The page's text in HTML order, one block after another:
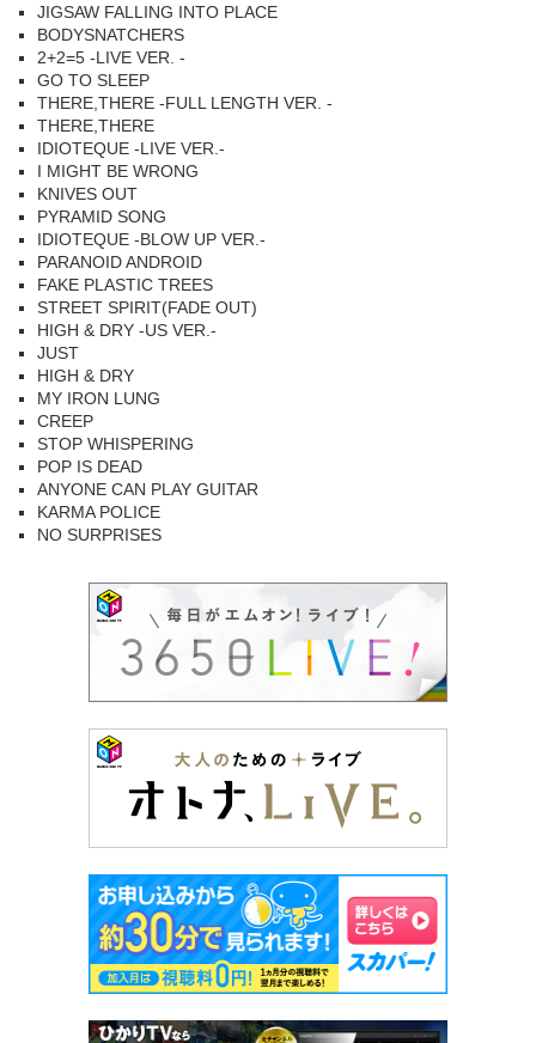
JIGSAW FALLING INTO PLACE
BODYSNATCHERS
2+2=5 -LIVE VER. -
GO TO SLEEP
THERE,THERE -FULL LENGTH VER. -
THERE,THERE
IDIOTEQUE -LIVE VER.-
I MIGHT BE WRONG
KNIVES OUT
PYRAMID SONG
IDIOTEQUE -BLOW UP VER.-
PARANOID ANDROID
FAKE PLASTIC TREES
STREET SPIRIT(FADE OUT)
HIGH & DRY -US VER.-
JUST
HIGH & DRY
MY IRON LUNG
CREEP
STOP WHISPERING
POP IS DEAD
ANYONE CAN PLAY GUITAR
KARMA POLICE
NO SURPRISES